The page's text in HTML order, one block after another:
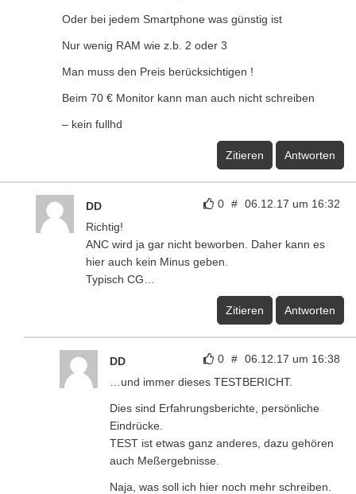
Oder bei jedem Smartphone was günstig ist
Nur wenig RAM wie z.b. 2 oder 3
Man muss den Preis berücksichtigen !
Beim 70 € Monitor kann man auch nicht schreiben
– kein fullhd
Zitieren Antworten
0 # 06.12.17 um 16:32
DD
Richtig!
ANC wird ja gar nicht beworben. Daher kann es
hier auch kein Minus geben.
Typisch CG…
Zitieren Antworten
0 # 06.12.17 um 16:38
DD
…und immer dieses TESTBERICHT.
Dies sind Erfahrungsberichte, persönliche
Eindrücke.
TEST ist etwas ganz anderes, dazu gehören
auch Meßergebnisse.
Naja, was soll ich hier noch mehr schreiben.